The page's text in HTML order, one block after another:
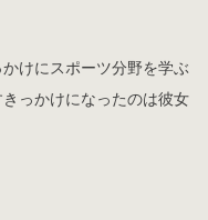
けにスポーツ分野を学ぶ
っかけになったのは彼女